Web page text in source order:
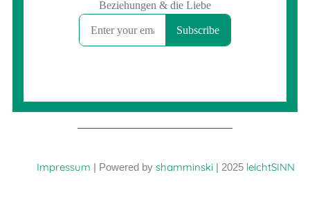
Impressum | Powered byshamminski | 2025 leichtSINN